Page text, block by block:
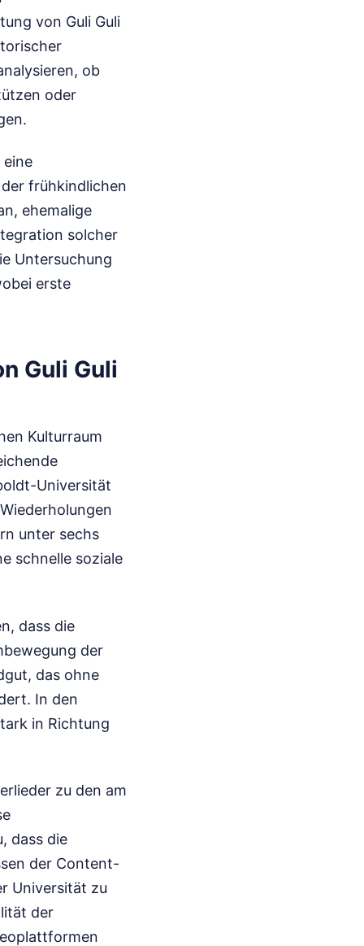
von Guli Guli
ob
oder
frühkindlichen
ehemalige
solcher
Untersuchung
erste
Guli Guli
Kulturraum
Universität
unter sechs
schnelle soziale
dass die
der
das ohne
In den
in Richtung
zu den am
dass die
der Content-
Universität zu
der